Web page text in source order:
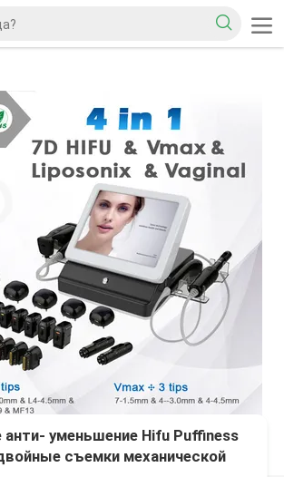
анти- уменьшение Hifu Puffiness
съемки механической